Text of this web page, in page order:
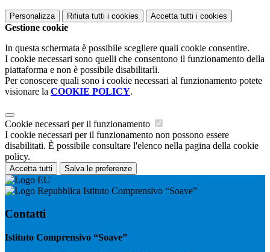
Personalizza Rifiuta tutti i cookies Accetta tutti i cookies
Gestione cookie
In questa schermata è possibile scegliere quali cookie consentire.
I cookie necessari sono quelli che consentono il funzionamento della
piattaforma e non è possibile disabilitarli.
Per conoscere quali sono i cookie necessari al funzionamento potete
visionare la COOKIE POLICY.
Cookie necessari per il funzionamento
I cookie necessari per il funzionamento non possono essere
disabilitati. È possibile consultare l'elenco nella pagina della cookie
policy.
Accetta tutti Salva le preferenze
Istituto Comprensivo “Soave”
Contatti
Istituto Comprensivo “Soave”